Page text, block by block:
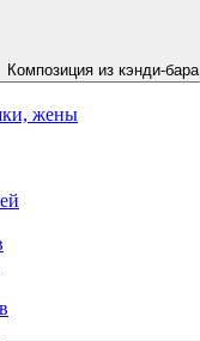
Композиция из кэнди-бара
жены